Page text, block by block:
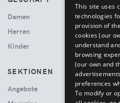
Damen
Herren
Kinder
SEKTIONEN
Angebote
This site uses
technologies
provision of
cookies (our
understand
browsing
(our own and
preferences
To modify or